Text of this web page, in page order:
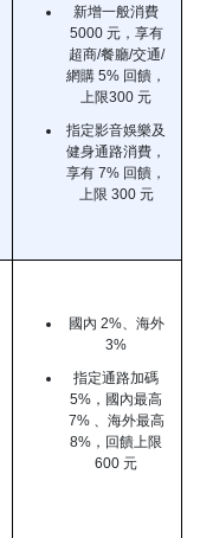
新增一般消費
5000 元，享有
超商/餐廳/交通/
網購 5% 回饋，
上限300 元
指定影音娛樂及
健身通路消費，
享有 7% 回饋，
上限 300 元
國內 2%、海外
3%
指定通路加碼
5%，國內最高
7% 、海外最高
8%，回饋上限
600 元